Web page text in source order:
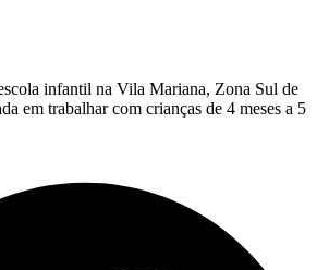
infantil na Vila Mariana, Zona Sul de
em trabalhar com crianças de 4 meses a 5